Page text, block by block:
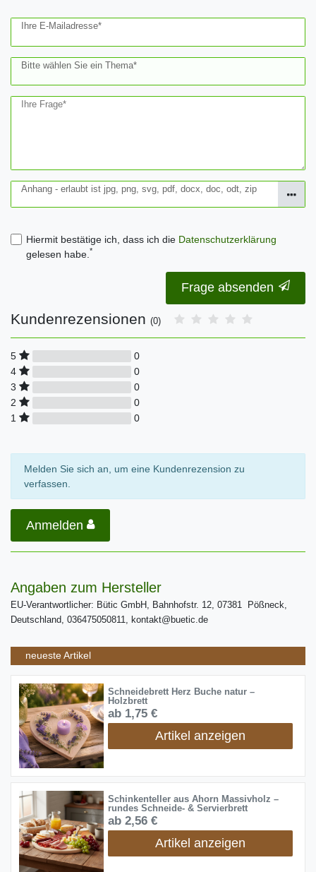
Ihre E-Mailadresse*
Bitte wählen Sie ein Thema*
Ihre Frage*
Anhang - erlaubt ist jpg, png, svg, pdf, docx, doc, odt, zip
Hiermit bestätige ich, dass ich die Daten­schutz­erklärung
gelesen habe. *
Frage absenden
Kundenrezensionen (0)
5
0
4
0
3
0
2
0
1
0
Melden Sie sich an, um eine Kundenrezension zu
verfassen.
Anmelden
Angaben zum Hersteller
EU-Verantwortlicher: Bütic GmbH, Bahnhofstr. 12, 07381 Pößneck,
Deutschland, 036475050811, kontakt@buetic.de
neueste Artikel
Schneidebrett Herz Buche natur –
Holzbrett
ab 1,75 €
Artikel anzeigen
Schinkenteller aus Ahorn Massivholz –
rundes Schneide- & Servierbrett
ab 2,56 €
Artikel anzeigen